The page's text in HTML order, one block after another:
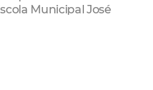
Municipal José